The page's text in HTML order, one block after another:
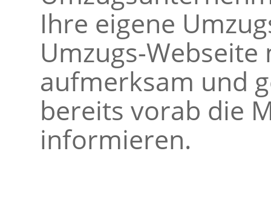
Ihre eigene
Umzugs-Webseite
aufmerksam und
bereits vorab die
informieren.